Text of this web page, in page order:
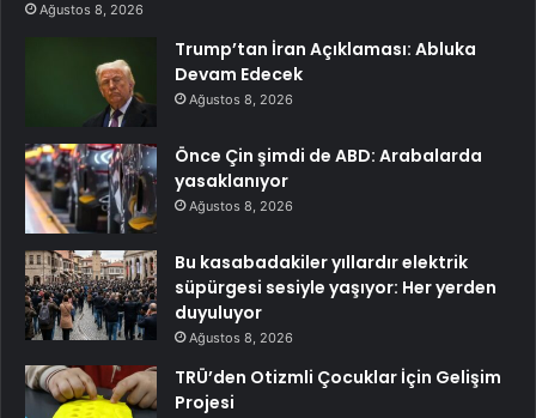
Ağustos 8, 2026
Trump’tan İran Açıklaması: Abluka
Devam Edecek
Ağustos 8, 2026
Önce Çin şimdi de ABD: Arabalarda
yasaklanıyor
Ağustos 8, 2026
Bu kasabadakiler yıllardır elektrik
süpürgesi sesiyle yaşıyor: Her yerden
duyuluyor
Ağustos 8, 2026
TRÜ’den Otizmli Çocuklar İçin Gelişim
Projesi